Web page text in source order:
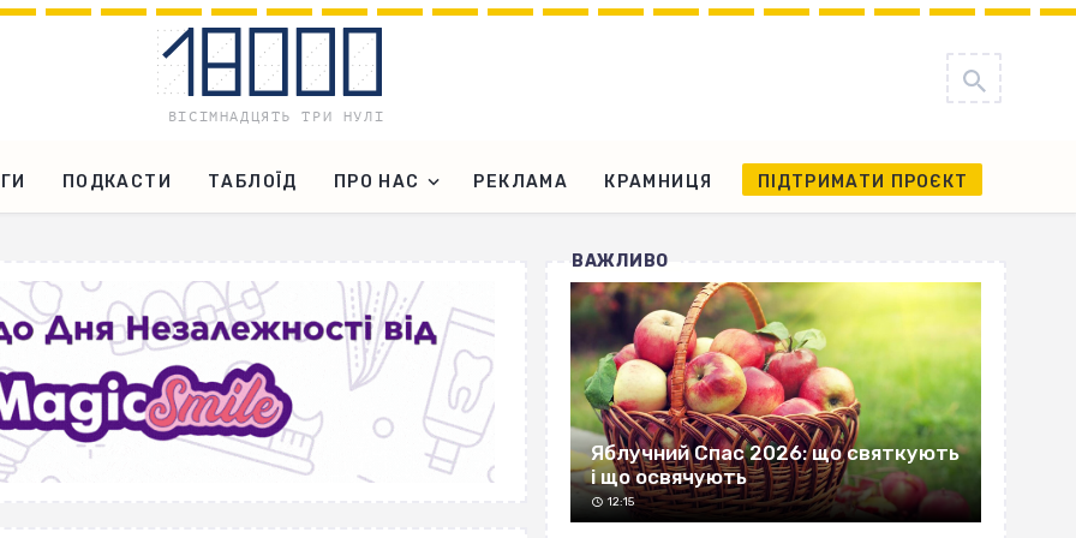
ПОДКАСТИ ТАБЛОЇД ПРО НАС РЕКЛАМА КРАМНИЦЯ ПІДТРИМАТИ ПРОЄКТ
ВАЖЛИВО
Яблучний Спас 2026: що святкують
і що освячують
12:15